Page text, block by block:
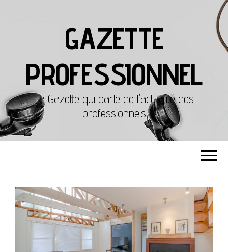
GAZETTE
PROFESSIONNEL
La Gazette qui parle de l'actualité des
professionnels